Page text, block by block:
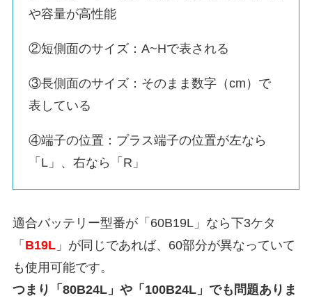
や容量が高性能
②短側面のサイズ：A~Hで表される
③長側面のサイズ：そのまま数字（cm）で
表している
④端子の位置：プラス端子の位置が左なら
「L」、右なら「R」
適合バッテリー型番が「60B19L」なら下3ケタ
「 B19L」が同じであれば、60部分が異なっていて
も使用可能です。
つまり「80B24L」や「100B24L」でも問題ありま